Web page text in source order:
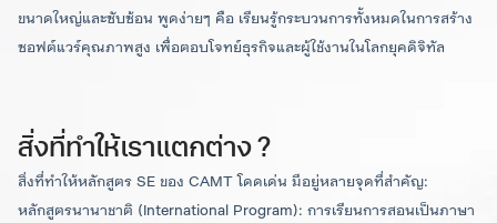
ขนาดใหญ่และซับซ้อน พูดง่ายๆ คือ เรียนรู้กระบวนการทั้งหมดในการสร้าง
ซอฟต์แวร์คุณภาพสูง เพื่อตอบโจทย์ธุรกิจและผู้ใช้งานในโลกยุคดิจิทัล
สิ่งที่ทำให้เราแตกต่าง ?
สิ่งที่ทำให้หลักสูตร SE ของ CAMT โดดเด่น มีอยู่หลายจุดที่สำคัญ:
หลักสูตรนานาชาติ (International Program): การเรียนการสอนเป็นภาษา
ภาษาไทย
ชื่อเต็ม Bachelor of Science (Software